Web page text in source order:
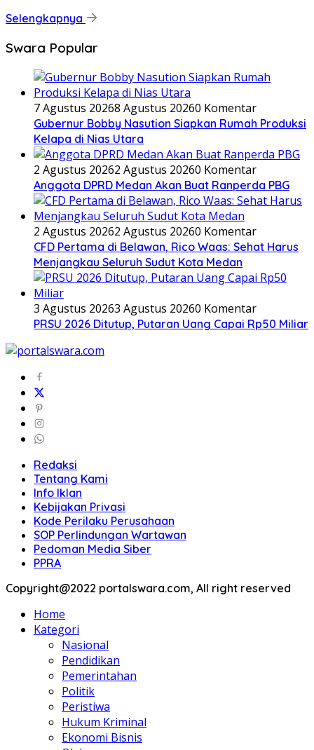
Selengkapnya
Swara Popular
7 Agustus 20268 Agustus 20260 Komentar
Gubernur Bobby Nasution Siapkan Rumah Produksi
Kelapa di Nias Utara
2 Agustus 20262 Agustus 20260 Komentar
Anggota DPRD Medan Akan Buat Ranperda PBG
2 Agustus 20262 Agustus 20260 Komentar
CFD Pertama di Belawan, Rico Waas: Sehat Harus
Menjangkau Seluruh Sudut Kota Medan
3 Agustus 20263 Agustus 20260 Komentar
PRSU 2026 Ditutup, Putaran Uang Capai Rp50 Miliar
Redaksi
Tentang Kami
Info Iklan
Kebijakan Privasi
Kode Perilaku Perusahaan
SOP Perlindungan Wartawan
Pedoman Media Siber
PPRA
Copyright@2022 portalswara.com, All right reserved
Home
Kategori
Nasional
Pendidikan
Pemerintahan
Politik
Peristiwa
Hukum Kriminal
Ekonomi Bisnis